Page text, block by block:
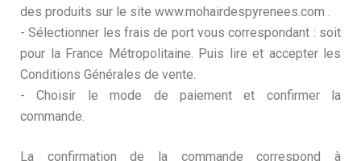
des produits sur le site www.mohairdespyrenees.com .
- Sélectionner les frais de port vous correspondant : soit
pour la France Métropolitaine. Puis lire et accepter les
Conditions Générales de vente.
- Choisir le mode de paiement et confirmer la
commande.
La confirmation de la commande correspond à